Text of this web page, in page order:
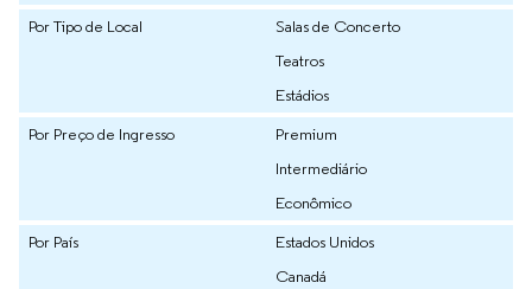
Por Tipo de Local
Salas de Concerto
Teatros
Estádios
Por Preço de Ingresso
Premium
Intermediário
Econômico
Por País
Estados Unidos
Canadá